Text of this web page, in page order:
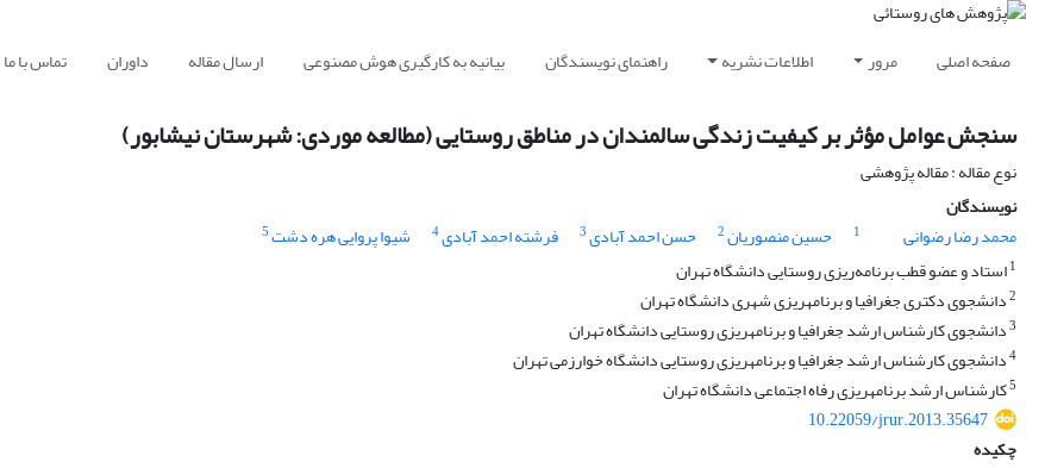
صفحه اصلی مرور اطلاعات نشریه راهنمای نویسندگان بیانیه به کارگیری هوش مصنوعی ارسال مقاله داوران تماس با ما
سنجش عوامل مؤثر بر کیفیت زندگی سالمندان در مناطق روستایی (مطالعه موردی: شهرستان نیشابور)
نوع مقاله : مقاله پژوهشی
نویسندگان
محمد رضا رضوانی
1 حسین منصوریان2 حسن احمد آبادی3 فرشته احمد آبادی4 شیوا پروایی هره دشت5
1استاد و عضو قطب برنامه‌ریزی روستایی دانشگاه تهران
2دانشجوی دکتری جغرافیا و برنامه‏ریزی شهری دانشگاه تهران
3دانشجوی کارشناس ارشد جغرافیا و برنامه‏ریزی روستایی دانشگاه تهران
4دانشجوی کارشناس ارشد جغرافیا و برنامه‏ریزی روستایی دانشگاه خوارزمی تهران
5کارشناس ارشد برنامه‏ریزی رفاه اجتماعی دانشگاه تهران
10.22059/jrur.2013.35647
چکیده